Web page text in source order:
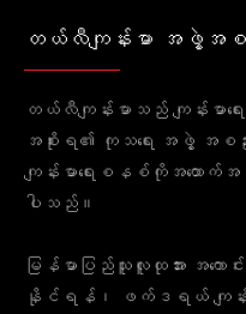
တယ်လီကျန်းမာ အဖွဲ့အစ
တယ်လီကျန်းမာသည် ကျန်းမာရေ
အစိုးရ၏ ကုသရေး အဖွဲ့ အစ
ကျန်းမာရေးစနစ်ကိုအထောက်
ပါသည်။
မြန်မာပြည်သူလူထုအား အကောင်း
နိုင်ရန်၊ ဖက်ဒရယ် ကျန်း